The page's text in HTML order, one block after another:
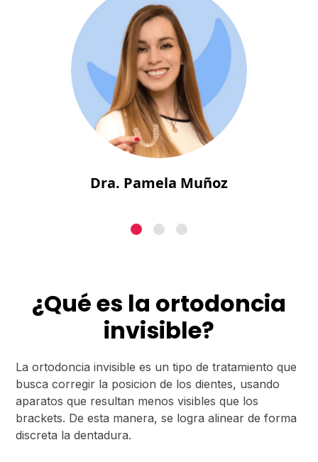
Dra. Pamela Muñoz
¿Qué es la ortodoncia
invisible?
La ortodoncia invisible es un tipo de tratamiento que
busca corregir la posicion de los dientes, usando
aparatos que resultan menos visibles que los
brackets. De esta manera, se logra alinear de forma
discreta la dentadura.